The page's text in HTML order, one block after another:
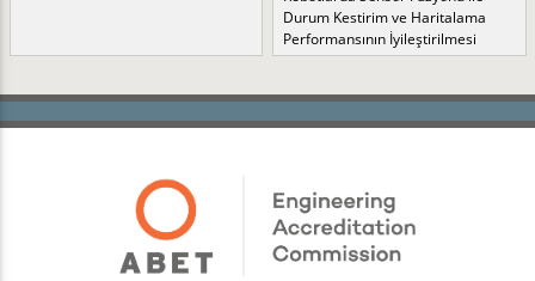
Durum Kestirim ve Haritalama
Performansının İyileştirilmesi